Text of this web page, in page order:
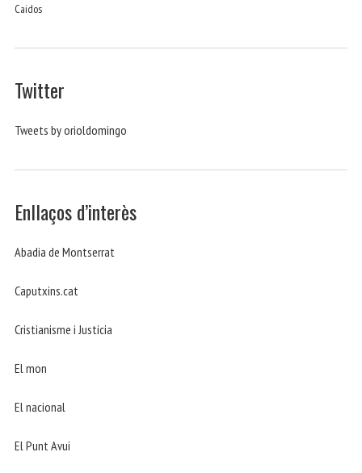
Caidos
Twitter
Tweets by orioldomingo
Enllaços d’interès
Abadia de Montserrat
Caputxins.cat
Cristianisme i Justicia
El mon
El nacional
El Punt Avui